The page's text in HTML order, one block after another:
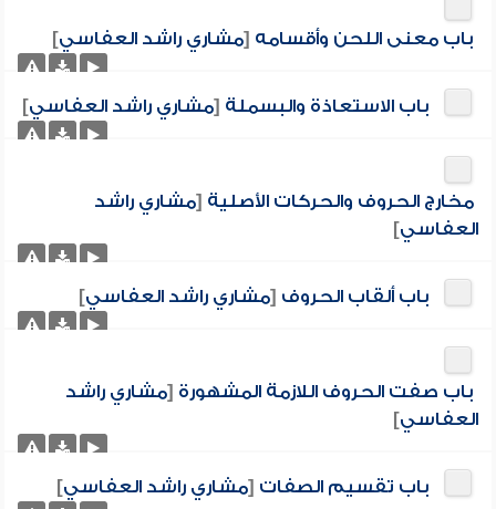
باب معنى اللحن وأقسامه [مشاري راشد العفاسي]
باب الاستعاذة والبسملة [مشاري راشد العفاسي]
مخارج الحروف والحركات الأصلية [مشاري راشد
العفاسي]
باب ألقاب الحروف [مشاري راشد العفاسي]
باب صفت الحروف اللازمة المشهورة [مشاري راشد
العفاسي]
باب تقسيم الصفات [مشاري راشد العفاسي]